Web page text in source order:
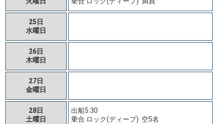
25日
水曜日
26日
木曜日
27日
金曜日
28日
土曜日
出船5:30
乗合 ロック(ディープ) 空5名